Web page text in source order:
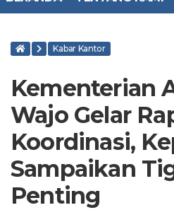
Kabar Kantor
Kementerian
Wajo Gelar
Koordinasi,
Sampaikan
Penting